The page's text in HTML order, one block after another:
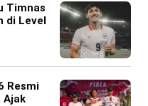
Timnas
di Level
Resmi
Ajak